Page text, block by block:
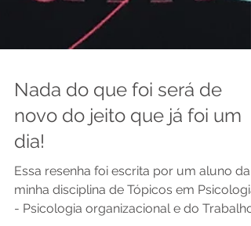
Nada do que foi será de
novo do jeito que já foi um
dia!
Essa resenha foi escrita por um aluno da